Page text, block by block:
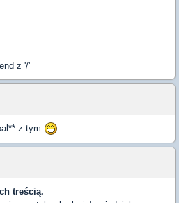
z '/'
z tym
treścią.